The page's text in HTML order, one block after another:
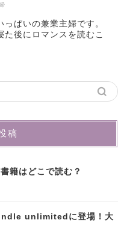
ぱいの兼業主婦です。
後にロマンスを読むこ
稿
籍はどこで読む？
unlimitedに登場！大